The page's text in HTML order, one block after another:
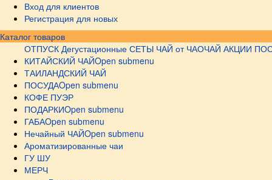
Вход для клиентов
Регистрация для новых
Каталог товаров
ОТПУСК Дегустационные СЕТЫ ЧАЙ от ЧАОЧАЙ АКЦИИ
КИТАЙСКИЙ ЧАЙOpen submenu
ТАИЛАНДСКИЙ ЧАЙ
ПОСУДАOpen submenu
КОФЕ ПУЭР
ПОДАРКИOpen submenu
ГАБАOpen submenu
Нечайный ЧАЙOpen submenu
Ароматизированные чаи
ГУ ШУ
МЕРЧ